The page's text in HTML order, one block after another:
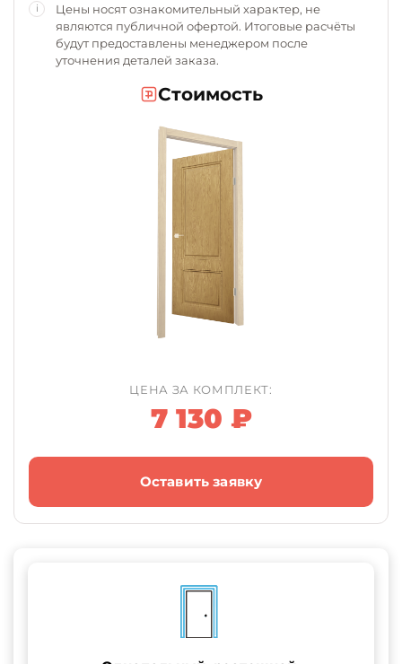
i
Цены носят ознакомительный характер, не
являются публичной офертой. Итоговые расчёты
будут предоставлены менеджером после
уточнения деталей заказа.
Стоимость
ЦЕНА ЗА КОМПЛЕКТ:
7 130 ₽
Оставить заявку